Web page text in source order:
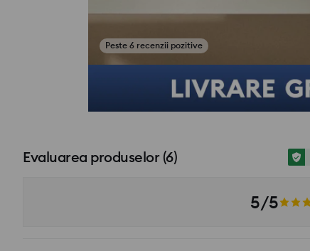
Peste 6 recenzii pozitive
Vezi fotografii din recenzii
Evaluarea produselor(6)
5/5